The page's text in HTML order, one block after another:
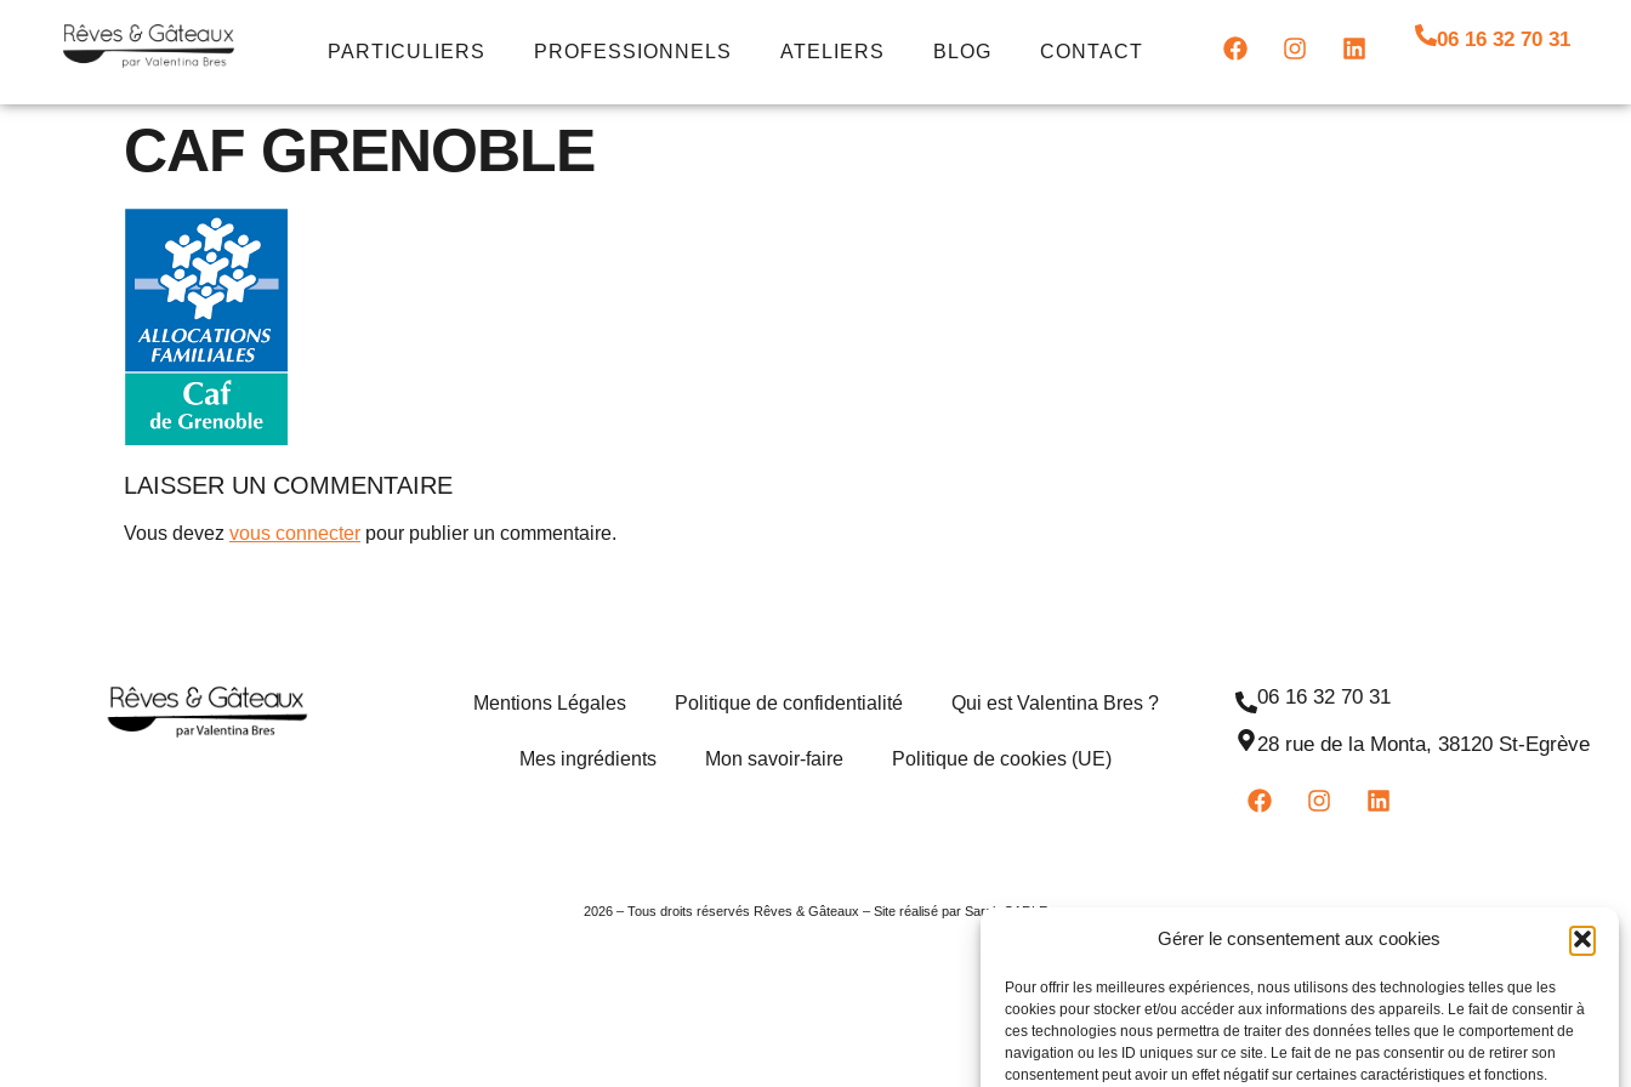
Gérer le consentement aux cookies
Pour offrir les meilleures expériences, nous utilisons des technologies telles que les
cookies pour stocker et/ou accéder aux informations des appareils. Le fait de consentir à
ces technologies nous permettra de traiter des données telles que le comportement de
navigation ou les ID uniques sur ce site. Le fait de ne pas consentir ou de retirer son
consentement peut avoir un effet négatif sur certaines caractéristiques et fonctions.
PARTICULIERS PROFESSIONNELS ATELIERS BLOG CONTACT
06 16 32 70 31
CAF GRENOBLE
LAISSER UN COMMENTAIRE
Vous devez vous connecter pour publier un commentaire.
Mentions Légales Politique de confidentialité Qui est Valentina Bres ?
Mes ingrédients Mon savoir-faire Politique de cookies (UE)
06 16 32 70 31
28 rue de la Monta, 38120 St-Egrève
2026 – Tous droits réservés Rêves & Gâteaux – Site réalisé par Sarah CARLE